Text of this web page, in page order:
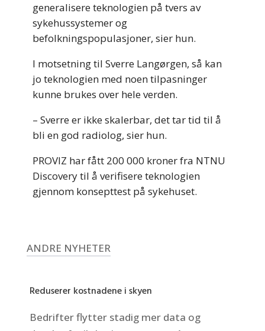
generalisere teknologien på tvers av
sykehussystemer og
befolkningspopulasjoner, sier hun.
I motsetning til Sverre Langørgen, så kan
jo teknologien med noen tilpasninger
kunne brukes over hele verden.
– Sverre er ikke skalerbar, det tar tid til å
bli en god radiolog, sier hun.
PROVIZ har fått 200 000 kroner fra NTNU
Discovery til å verifisere teknologien
gjennom konsepttest på sykehuset.
ANDRE NYHETER
Reduserer kostnadene i skyen
Bedrifter flytter stadig mer data og